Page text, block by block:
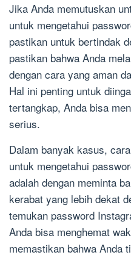
Jika Anda memutuskan
untuk mengetahui
pastikan untuk bertindak
pastikan bahwa Anda
dengan cara yang aman
Hal ini penting untuk
tertangkap, Anda bisa
serius.
Dalam banyak kasus,
untuk mengetahui
adalah dengan meminta
kerabat yang lebih dekat
temukan password
Anda bisa menghemat
memastikan bahwa Anda